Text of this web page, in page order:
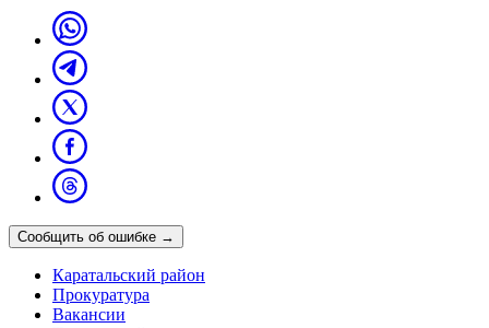
Сообщить об ошибке →
Каратальский район
Прокуратура
Вакансии